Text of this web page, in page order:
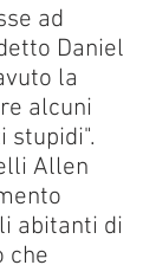
ad
Daniel
la
alcuni
stupidi".
Allen
abitanti di
che